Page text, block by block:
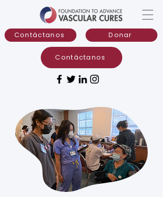
Donar
Contáctanos
Contáctanos